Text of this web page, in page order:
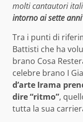
molti cantautori
intorno ai sette anni
Tra i punti di
Battisti che ha
brano Cosa
celebre brano I
d’arte Irama
dire “ritmo”,
tutta la sua